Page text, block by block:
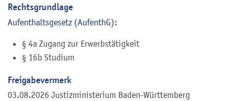
Rechtsgrundlage
Aufenthaltsgesetz (AufenthG):
§ 4a Zugang zur Erwerbstätigkeit
§ 16b Studium
Freigabevermerk
03.08.2026 Justizministerium Baden-Württemberg